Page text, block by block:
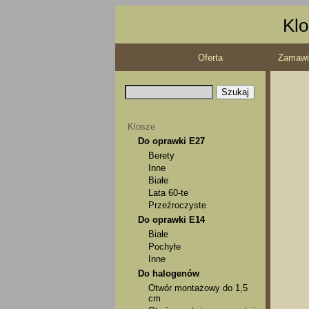
Oferta
Klosze
Do oprawki E27
Berety
Inne
Białe
Lata 60-te
Przeźroczyste
Do oprawki E14
Białe
Pochyłe
Inne
Do halogenów
Otwór montażowy do 1,5
cm